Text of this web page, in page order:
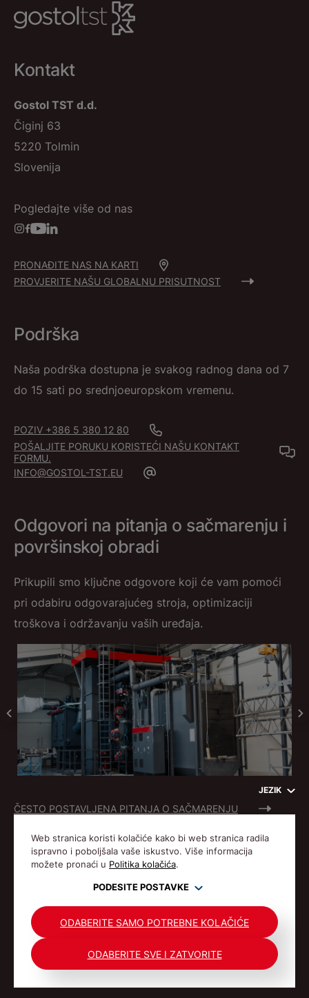
JEZIK
Web stranica koristi kolačiće kako bi web stranica radila
ispravno i poboljšala vaše iskustvo. Više informacija
možete pronaći u Politika kolačića.
PODESITE POSTAVKE
ODABERITE SAMO POTREBNE KOLAČIĆE
ODABERITE SVE I ZATVORITE
Kontakt
Gostol TST d.d.
Čiginj 63
5220 Tolmin
Slovenija
Pogledajte više od nas
PRONAĐITE NAS NA KARTI
PROVJERITE NAŠU GLOBALNU PRISUTNOST
Podrška
Naša podrška dostupna je svakog radnog dana od 7
do 15 sati po srednjoeuropskom vremenu.
POZIV +386 5 380 12 80
POŠALJITE PORUKU KORISTEĆI NAŠU KONTAKT
FORMU.
INFO@GOSTOL-TST.EU
Odgovori na pitanja o sačmarenju i
površinskoj obradi
Prikupili smo ključne odgovore koji će vam pomoći
pri odabiru odgovarajućeg stroja, optimizaciji
troškova i održavanju vaših uređaja.
ČESTO POSTAVLJENA PITANJA O SAČMARENJU
© Gostol TST 1992-2026 Sva prava pridržana.
POLITIKA PRIVATNOSTI